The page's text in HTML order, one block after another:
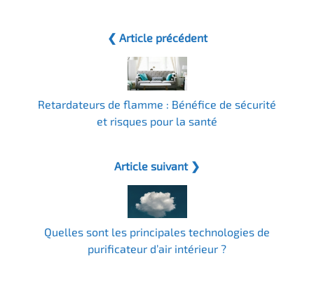
❮ Article précédent
Retardateurs de flamme : Bénéfice de sécurité
et risques pour la santé
Article suivant ❯
Quelles sont les principales technologies de
purificateur d’air intérieur ?